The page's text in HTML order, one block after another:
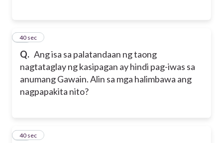
Q. Ang isa sa palatandaan ng taong
nagtataglay ng kasipagan ay hindi pag-iwas sa
anumang Gawain. Alin sa mga halimbawa ang
nagpapakita nito?
34
40 sec
35
40 sec